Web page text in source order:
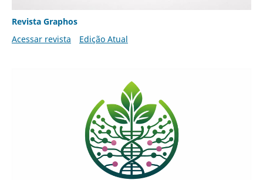
Revista Graphos
Acessar revista
Edição Atual